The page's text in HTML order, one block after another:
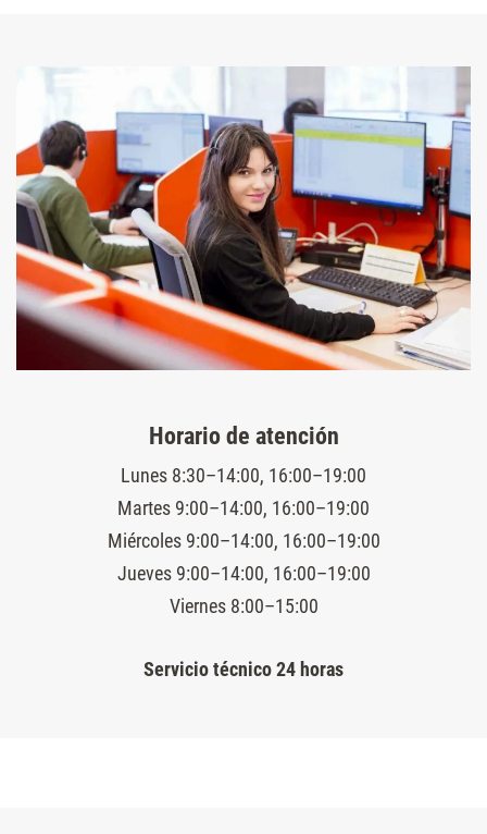
Horario de atención
Lunes 8:30–14:00, 16:00–19:00
Martes 9:00–14:00, 16:00–19:00
Miércoles 9:00–14:00, 16:00–19:00
Jueves 9:00–14:00, 16:00–19:00
Viernes 8:00–15:00
Servicio técnico 24 horas